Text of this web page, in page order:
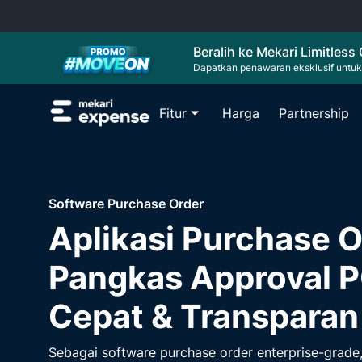
Beralih ke Mekari
Dapatkan penawaran eksklusif
Fitur
Kelola
Harga Partnership
bisnis
Software Purchase Order
Aplikasi Purchase
Pangkas Approval
Cepat & Transparan
Sebagai software purchase order enterprise-